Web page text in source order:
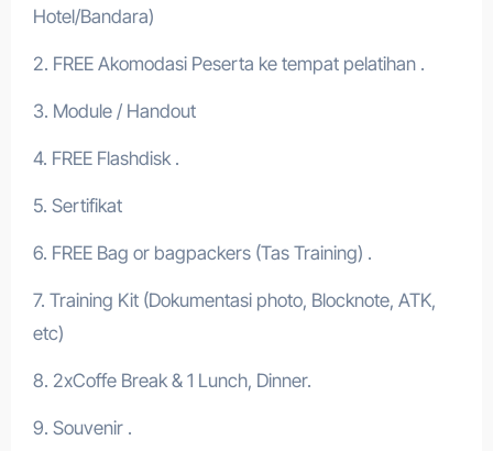
Hotel/Bandara)
2. FREE Akomodasi Peserta ke tempat pelatihan .
3. Module / Handout
4. FREE Flashdisk .
5. Sertifikat
6. FREE Bag or bagpackers (Tas Training) .
7. Training Kit (Dokumentasi photo, Blocknote, ATK,
etc)
8. 2xCoffe Break & 1 Lunch, Dinner.
9. Souvenir .